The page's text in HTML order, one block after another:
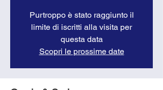
Purtroppo è stato raggiunto il
limite di iscritti alla visita per
questa data
Scopri le prossime date